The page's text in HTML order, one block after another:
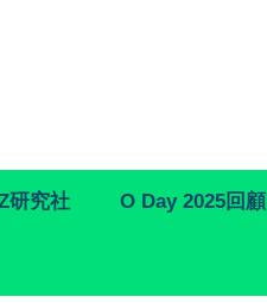
研究社 O Day 2025回顧